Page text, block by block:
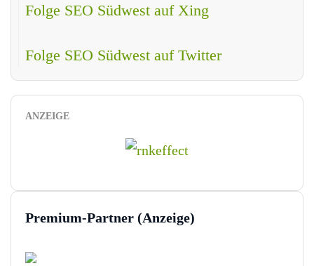
Folge SEO Südwest auf Xing
Folge SEO Südwest auf Twitter
ANZEIGE
Premium-Partner (Anzeige)